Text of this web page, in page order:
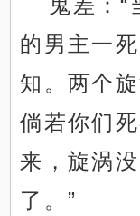
鬼差：
的男主一
知。两个
倘若你们
来，旋涡
了。”